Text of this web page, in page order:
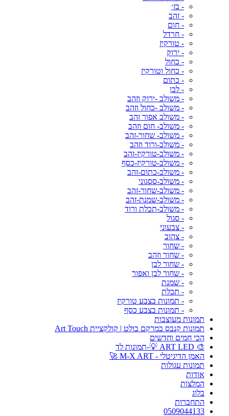
- בז׳
- זהב
- חום
- חרדל
- טורקיז
- ירוק
- כחול
- כחול וטורקיז
- כתום
- לבן
- משולב -ירוק וזהב
- משולב -כחול וזהב
- משולב אפור זהב
- משולב- חום וזהב
- משולב- שחור-זהב
- משולב-ורוד וזהב
- משולב-טורקיז-זהב
- משולב-טורקיז-כסף
- משולב-כתום-זהב
- משולב-ססגוני
- משולב-שחור-זהב
- משולב-שמנת-זהב
- משולב-תכלת ורוד
- סגול
- צבעוני
- צהוב
- שחור
- שחור וזהב
- שחור לבן
- שחור לבן ואפור
- שמנת
- תכלת
- תמונות בצבע טורקיז
- תמונות בצבע כסף
תמונות מעוצבות
תמונות קנבס במרקם בולט | קולקציית Art Touch
הכי חמים וחדשים
🎨 ART LED 💡-תמונות לד
האמן הדיגיטלי - M-X ART 🚀
תמונות עגולות
אודות
המלצות
בלוג
התחברות
0509044133